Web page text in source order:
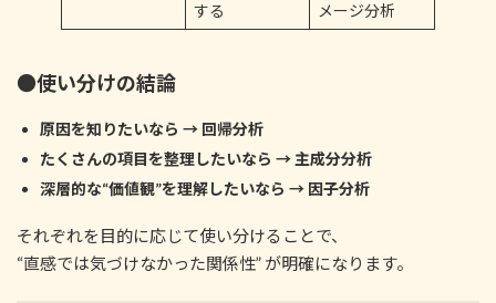
する
メージ分析
●使い分けの結論
原因を知りたいなら → 回帰分析
たくさんの項目を整理したいなら → 主成分分析
深層的な“価値観”を理解したいなら → 因子分析
それぞれを目的に応じて使い分けることで、
“直感では気づけなかった関係性” が明確になります。